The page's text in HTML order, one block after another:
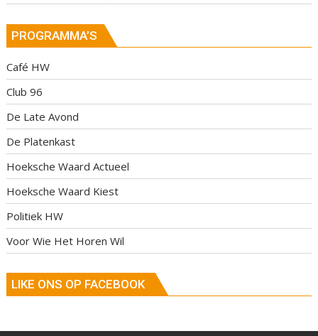
PROGRAMMA’S
Café HW
Club 96
De Late Avond
De Platenkast
Hoeksche Waard Actueel
Hoeksche Waard Kiest
Politiek HW
Voor Wie Het Horen Wil
LIKE ONS OP FACEBOOK